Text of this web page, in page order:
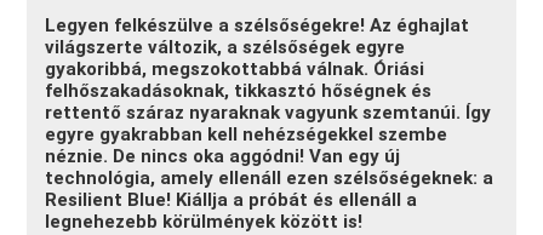
Legyen felkészülve a szélsőségekre! Az éghajlat
világszerte változik, a szélsőségek egyre
gyakoribbá, megszokottabbá válnak. Óriási
felhőszakadásoknak, tikkasztó hőségnek és
rettentő száraz nyaraknak vagyunk szemtanúi. Így
egyre gyakrabban kell nehézségekkel szembe
néznie. De nincs oka aggódni! Van egy új
technológia, amely ellenáll ezen szélsőségeknek: a
Resilient Blue! Kiállja a próbát és ellenáll a
legnehezebb körülmények között is!